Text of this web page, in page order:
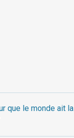
que le monde ait la